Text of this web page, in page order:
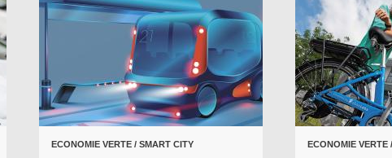
ECONOMIE VERTE / SMART CITY ECONOMIE VERTE